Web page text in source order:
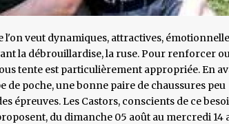
veut dynamiques, attractives,
la débrouillardise, la ruse. Pour renforcer
tente est particulièrement appropriée. En
de poche, une bonne paire de chaussures peu
épreuves. Les Castors, conscients de ce
du dimanche 05 août au mercredi 14